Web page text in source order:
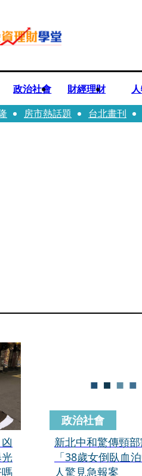
政治社會 財經理財
房市熱話題 台北畫刊
政治社會
新北中和驚傳頸
「38歲女倒臥血
人驚見急報案